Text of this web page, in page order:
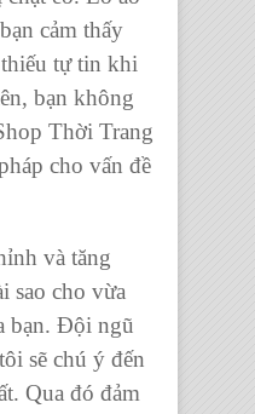
cảm thấy
tự tin khi
bạn không
Thời Trang
cho vấn đề
và tăng
sao cho vừa
bạn. Đội ngũ
sẽ chú ý đến
Qua đó đảm